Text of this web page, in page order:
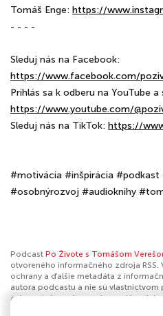
Tomáš Enge: https://
- - - -
Sleduj nás na Facebook:
https://www.facebook.com/
Prihlás sa k odberu na YouTube
https://www.youtube.com/
Sleduj nás na TikTok: https://
#motivácia #inšpirácia
#osobnýrozvoj #audioknihy
Podcast Po Živote s Tomášom
otvoreného informačného zdroja
ochrany a ďalšie metadáta z
autora podcastu a nie sú
ani nevytvára ani nezodpovedá za ich